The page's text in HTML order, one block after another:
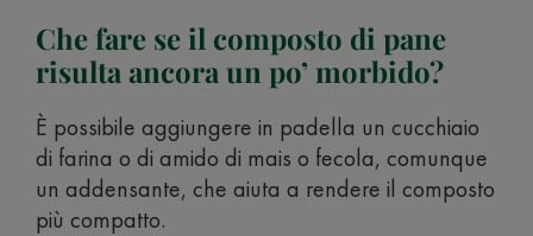
Che fare se il composto di pane
risulta ancora un po’ morbido?
È possibile aggiungere in padella un cucchiaio
di farina o di amido di mais o fecola, comunque
un addensante, che aiuta a rendere il composto
più compatto.